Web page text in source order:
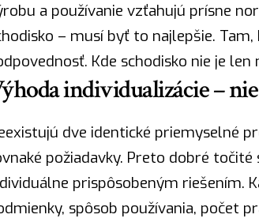
a používanie vzťahujú prísne
– musí byť to najlepšie.
. Kde schodisko nie je
individualizácie –
dve identické priemyselné
požiadavky. Preto dobré
prispôsobeným riešením.
spôsob používania, počet